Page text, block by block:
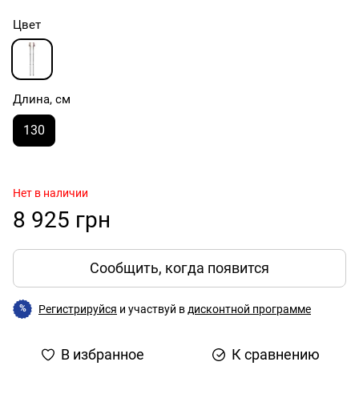
Цвет
Длина, см
130
Нет в наличии
8 925 грн
Сообщить, когда появится
% Регистрируйся и участвуй в дисконтной программе
В избранное К сравнению